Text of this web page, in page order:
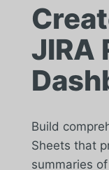
JIRA
Build
Sheets that
summaries